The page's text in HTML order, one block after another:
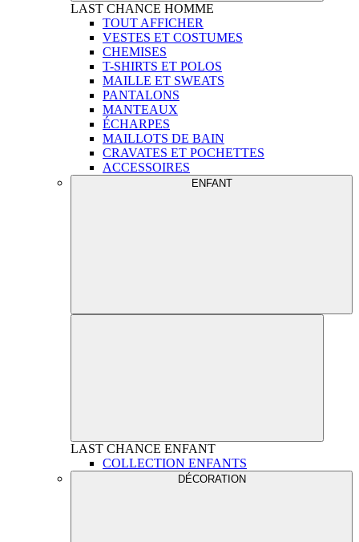
LAST CHANCE HOMME
TOUT AFFICHER
VESTES ET COSTUMES
CHEMISES
T-SHIRTS ET POLOS
MAILLE ET SWEATS
PANTALONS
MANTEAUX
ÉCHARPES
MAILLOTS DE BAIN
CRAVATES ET POCHETTES
ACCESSOIRES
ENFANT
LAST CHANCE ENFANT
COLLECTION ENFANTS
DÉCORATION